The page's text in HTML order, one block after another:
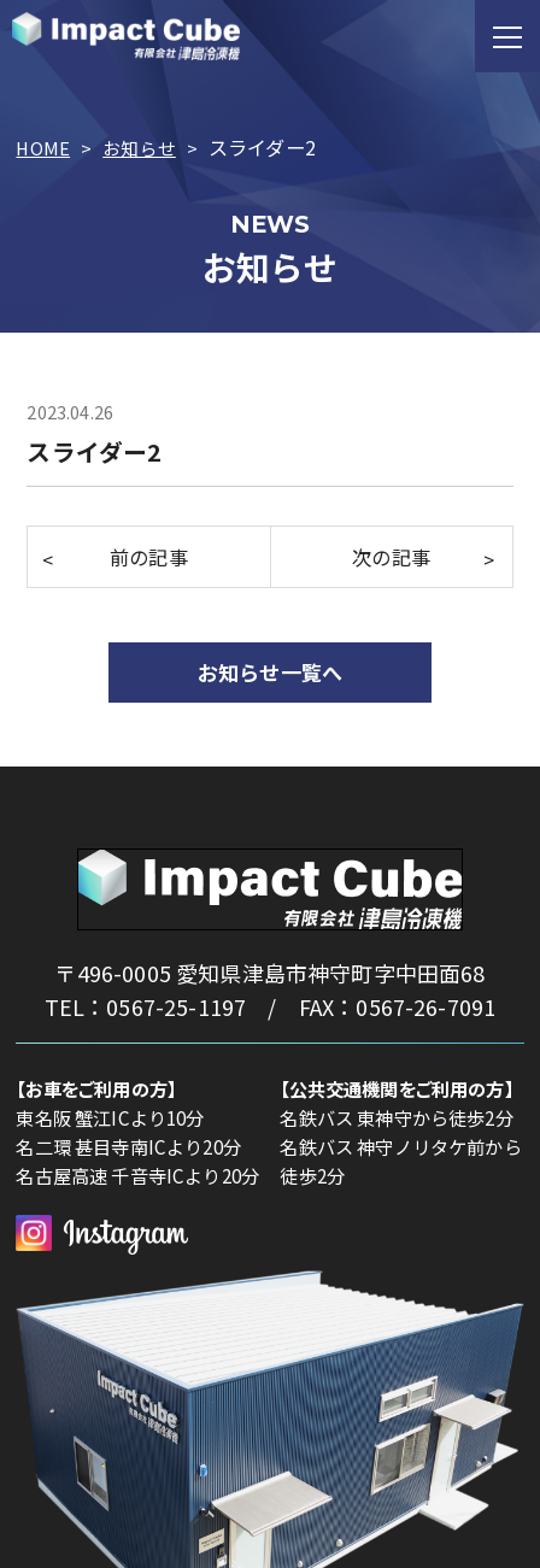
HOME > お知らせ > スライダー2
NEWS
お知らせ
2023.04.26
スライダー2
お知らせ一覧へ
〒496-0005 愛知県津島市神守町字中田面68
TEL：0567-25-1197 / FAX：0567-26-7091
【お車をご利用の方】
東名阪 蟹江ICより10分
名二環 甚目寺南ICより20分
名古屋高速 千音寺ICより20分
【公共交通機関をご利用の方】
名鉄バス 東神守から徒歩2分
名鉄バス 神守ノリタケ前から
徒歩2分